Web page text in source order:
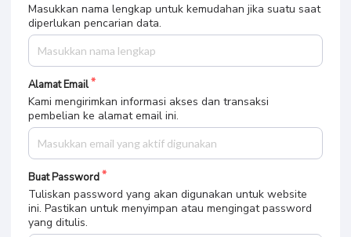
Masukkan nama lengkap untuk kemudahan jika suatu saat
diperlukan pencarian data.
Alamat Email
Kami mengirimkan informasi akses dan transaksi
pembelian ke alamat email ini.
Buat Password
Tuliskan password yang akan digunakan untuk website
ini. Pastikan untuk menyimpan atau mengingat password
yang ditulis.